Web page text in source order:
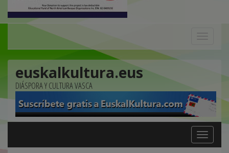
euskalkultura.eus
DIÁSPORA Y CULTURA VASCA
Toggle
navigation